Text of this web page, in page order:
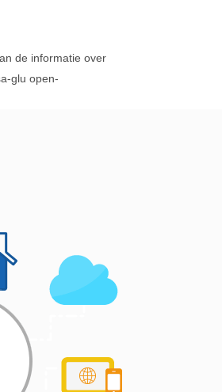
de informatie over
glu open-